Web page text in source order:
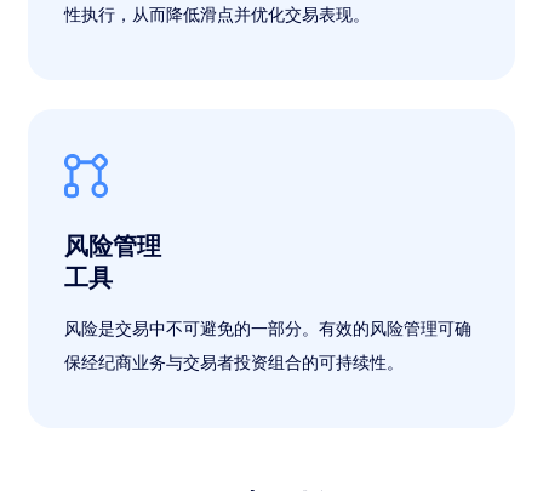
性执行，从而降低滑点并优化交易表现。
风险管理
工具
风险是交易中不可避免的一部分。有效的风险管理可确
保经纪商业务与交易者投资组合的可持续性。